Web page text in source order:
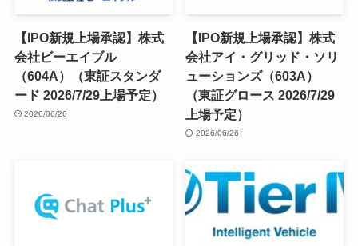
【IPO新規上場承認】株式
会社ビーエイブル
（604A）（東証スタンダ
ード 2026/7/29上場予定）
2026/06/26
【IPO新規上場承認】株式
会社アイ・グリッド・ソリ
ューションズ（603A）
（東証グロース 2026/7/29
上場予定）
2026/06/26